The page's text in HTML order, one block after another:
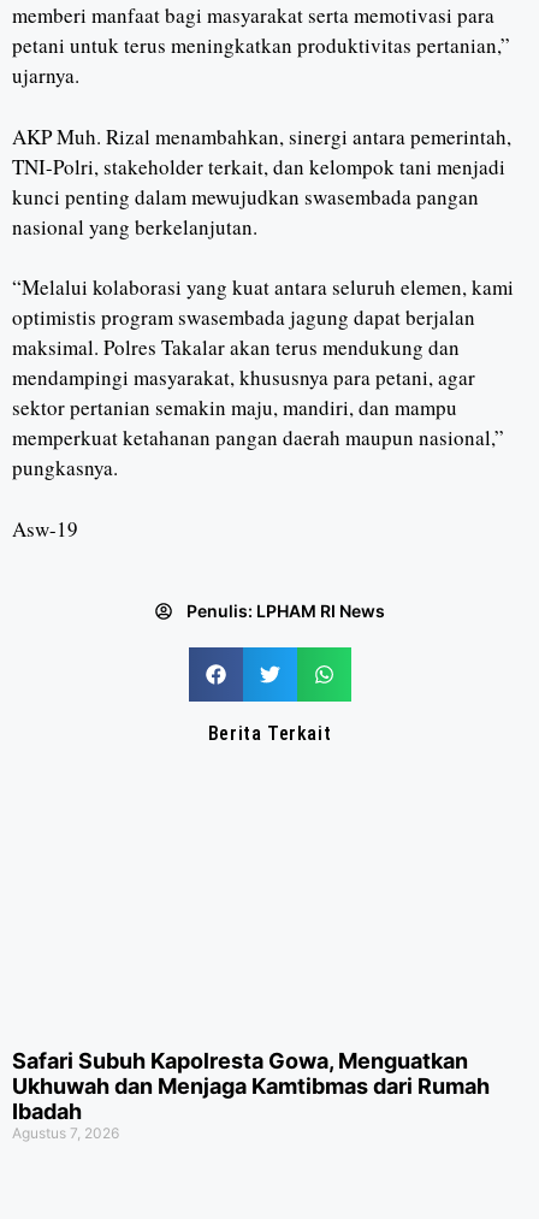
memberi manfaat bagi masyarakat serta memotivasi para
petani untuk terus meningkatkan produktivitas pertanian,”
ujarnya.
AKP Muh. Rizal menambahkan, sinergi antara pemerintah,
TNI-Polri, stakeholder terkait, dan kelompok tani menjadi
kunci penting dalam mewujudkan swasembada pangan
nasional yang berkelanjutan.
“Melalui kolaborasi yang kuat antara seluruh elemen, kami
optimistis program swasembada jagung dapat berjalan
maksimal. Polres Takalar akan terus mendukung dan
mendampingi masyarakat, khususnya para petani, agar
sektor pertanian semakin maju, mandiri, dan mampu
memperkuat ketahanan pangan daerah maupun nasional,”
pungkasnya.
Asw-19
Penulis: LPHAM RI News
Berita Terkait
Safari Subuh Kapolresta Gowa, Menguatkan
Ukhuwah dan Menjaga Kamtibmas dari Rumah
Ibadah
Agustus 7, 2026